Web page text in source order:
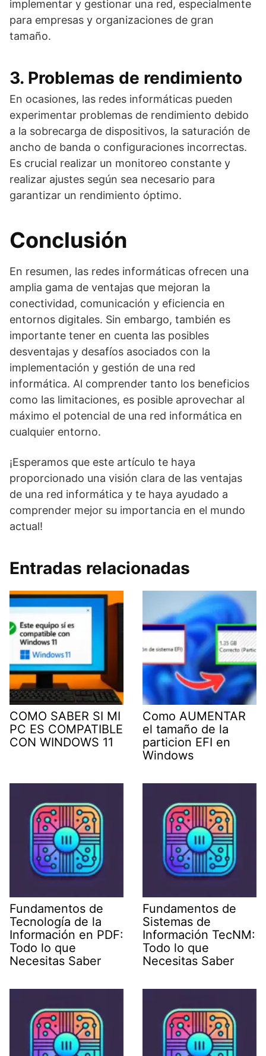
implementar y gestionar una red, especialmente
para empresas y organizaciones de gran
tamaño.
3. Problemas de rendimiento
En ocasiones, las redes informáticas pueden
experimentar problemas de rendimiento debido
a la sobrecarga de dispositivos, la saturación de
ancho de banda o configuraciones incorrectas.
Es crucial realizar un monitoreo constante y
realizar ajustes según sea necesario para
garantizar un rendimiento óptimo.
Conclusión
En resumen, las redes informáticas ofrecen una
amplia gama de ventajas que mejoran la
conectividad, comunicación y eficiencia en
entornos digitales. Sin embargo, también es
importante tener en cuenta las posibles
desventajas y desafíos asociados con la
implementación y gestión de una red
informática. Al comprender tanto los beneficios
como las limitaciones, es posible aprovechar al
máximo el potencial de una red informática en
cualquier entorno.
¡Esperamos que este artículo te haya
proporcionado una visión clara de las ventajas
de una red informática y te haya ayudado a
comprender mejor su importancia en el mundo
actual!
Entradas relacionadas
COMO SABER SI MI
PC ES COMPATIBLE
CON WINDOWS 11
Como AUMENTAR
el tamaño de la
particion EFI en
Windows
Fundamentos de
Tecnología de la
Información en PDF:
Todo lo que
Necesitas Saber
Fundamentos de
Sistemas de
Información TecNM:
Todo lo que
Necesitas Saber